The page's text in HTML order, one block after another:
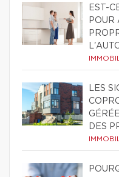
EST-
POUR
LES
DES